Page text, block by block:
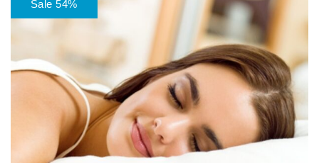
Sale 54%